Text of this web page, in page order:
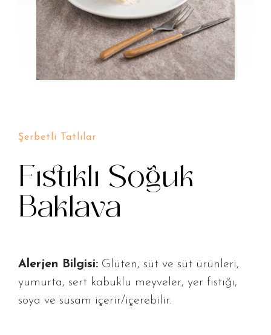
Şerbetli Tatlılar
Fıstıklı Soğuk
Baklava
Alerjen Bilgisi: Glüten, süt ve süt ürünleri,
yumurta, sert kabuklu meyveler, yer fıstığı,
soya ve susam içerir/içerebilir.